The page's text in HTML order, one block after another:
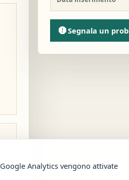
reportSegnala un
Analytics vengono attivate